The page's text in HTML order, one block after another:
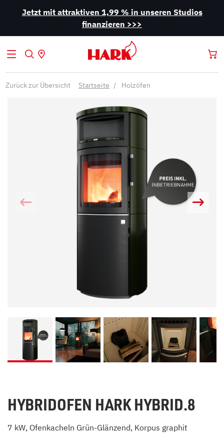
Jetzt mit attraktiven 1,99 % in unseren Studios
finanzieren >>>
Zurück zur Übersicht Startseite Holzöfen
HYBRIDOFEN HARK HYBRID.8
7 kW, Ofenkacheln Grün-Glänzend, Korpus graphit